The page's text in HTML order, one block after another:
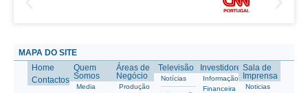
MAPA DO SITE
Home
Contactos
Quem
Somos
Media
Áreas de
Negócio
Produção
Televisão
Notícias
Investidores
Informação
Financeira
Sala de
Imprensa
Noticias